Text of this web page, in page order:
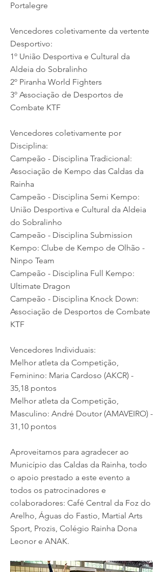
Portalegre
Vencedores coletivamente da vertente
Desportivo:
1º União Desportiva e Cultural da
Aldeia do Sobralinho
2º Piranha World Fighters
3º Associação de Desportos de
Combate KTF
Vencedores coletivamente por
Disciplina:
Campeão - Disciplina Tradicional:
Associação de Kempo das Caldas da
Rainha
Campeão - Disciplina Semi Kempo:
União Desportiva e Cultural da Aldeia
do Sobralinho
Campeão - Disciplina Submission
Kempo: Clube de Kempo de Olhão -
Ninpo Team
Campeão - Disciplina Full Kempo:
Ultimate Dragon
Campeão - Disciplina Knock Down:
Associação de Desportos de Combate
KTF
Vencedores Individuais:
Melhor atleta da Competição,
Feminino: Maria Cardoso (AKCR) -
35,18 pontos
Melhor atleta da Competição,
Masculino: André Doutor (AMAVEIRO) -
31,10 pontos
Aproveitamos para agradecer ao
Município das Caldas da Rainha, todo
o apoio prestado a este evento a
todos os patrocinadores e
colaboradores: Café Central da Foz do
Arelho, Águas do Fastio, Martial Arts
Sport, Prozis, Colégio Rainha Dona
Leonor e ANAK.